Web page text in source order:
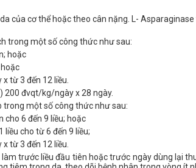
của cơ thể hoặc theo cân nặng. L-
trong một số công thức như sau:
hoặc
từ 3 đến 12 liều.
200 đvqt/kg/ngày x 28 ngày.
trong một số công thức như sau:
6 đến 9 liều; hoặc
cho từ 6 đến 9 liều;
từ 3 đến 12 liều.
làm trước liều đầu tiên hoặc trước ngày dùng lại